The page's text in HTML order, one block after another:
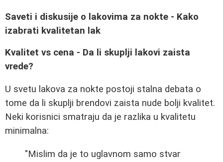
Saveti i diskusije o lakovima za nokte - Kako
izabrati kvalitetan lak
Kvalitet vs cena - Da li skuplji lakovi zaista
vrede?
U svetu lakova za nokte postoji stalna debata o
tome da li skuplji brendovi zaista nude bolji kvalitet.
Neki korisnici smatraju da je razlika u kvalitetu
minimalna:
"Mislim da je to uglavnom samo stvar